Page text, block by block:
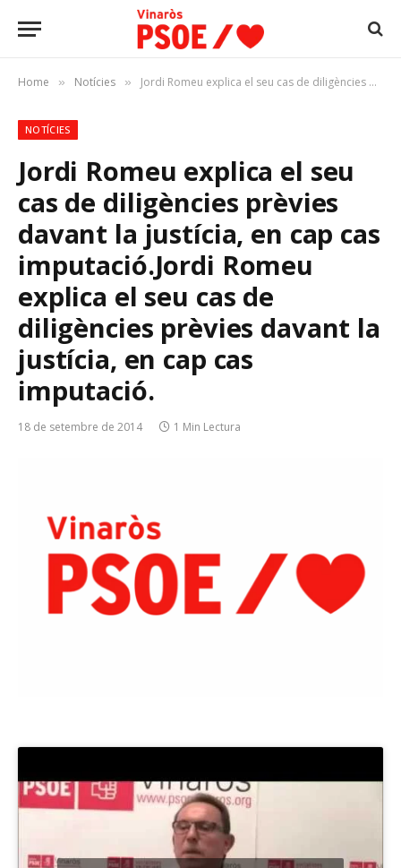
Home » Notícies » Jordi Romeu explica el seu cas de diligències prèvies davant la justícia, en cap cas imputació.Jordi Romeu explica el seu cas de diligències prèvies davant la justícia, en cap cas imputació.
NOTÍCIES
Jordi Romeu explica el seu
cas de diligències prèvies
davant la justícia, en cap cas
imputació.Jordi Romeu
explica el seu cas de
diligències prèvies davant la
justícia, en cap cas
imputació.
18 de setembre de 2014 1 Min Lectura